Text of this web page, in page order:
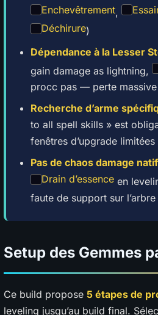
Enchevêtrement,
Déchirure)
Dépendance à la Lesser
gain damage as lightning,
procc pas — perte massive
Recherche d’arme
to all spell skills » est
fenêtres d’upgrade
Pas de chaos damage natif
Drain d’essence en
faute de support sur
Setup des Gemmes
Ce build propose 5 étapes de
leveling jusqu’au build final.